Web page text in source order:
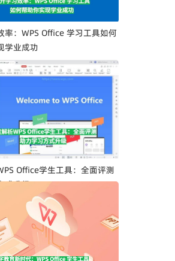
率：WPS Office 学习工具如何
学业成功
Office学生工具：全面评测
式升级